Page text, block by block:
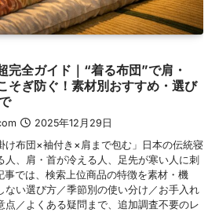
完全ガイド｜“着る布団”で肩・
そぎ防ぐ！素材別おすすめ・選び
2025年12月29日
け布団×袖付き×肩まで包む」日本の伝統寝
人、肩・首が冷える人、足先が寒い人に刺
事では、検索上位商品の特徴を素材・機
ない選び方／季節別の使い分け／お手入れ
点／よくある疑問まで、追加調査不要のレ